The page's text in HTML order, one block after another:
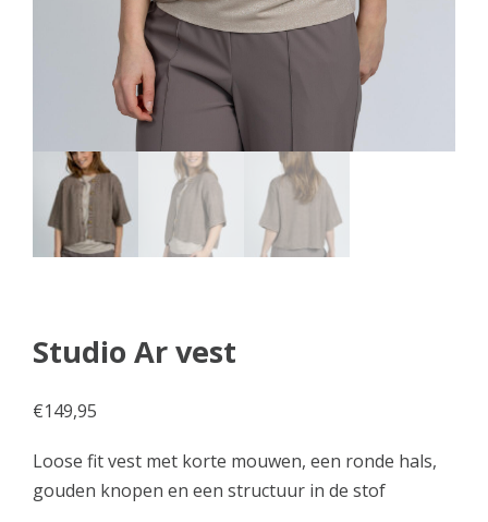
Studio Ar vest
€149,95
Loose fit vest met korte mouwen, een ronde hals,
gouden knopen en een structuur in de stof